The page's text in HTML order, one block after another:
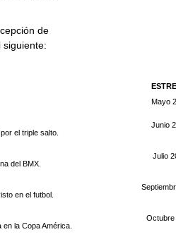
de
siguiente:
Mayo
el triple salto.
Junio
del BMX.
Julio
en el futbol.
la Copa América.
Octubre